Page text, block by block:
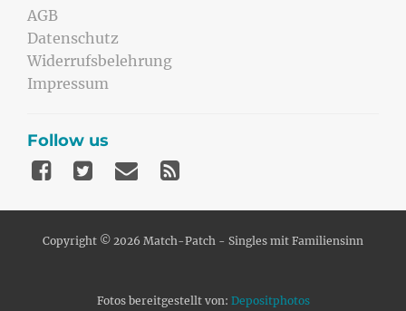
AGB
Datenschutz
Widerrufsbelehrung
Impressum
Follow us
Copyright © 2026 Match-Patch - Singles mit Familiensinn
Fotos bereitgestellt von: Depositphotos